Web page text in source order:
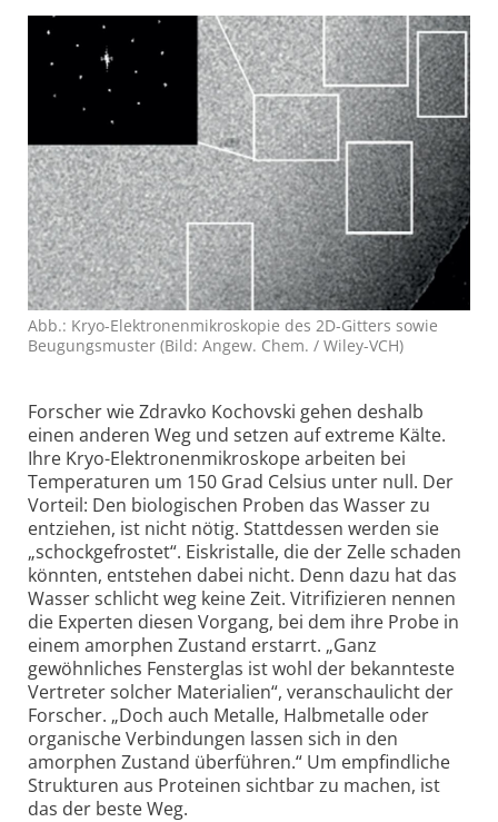
Abb.: Kryo-Elektronen­mikroskopie des 2D-Gitters sowie
Beugungs­muster (Bild: Angew. Chem. / Wiley-VCH)
Forscher wie Zdravko Kochovski gehen deshalb
einen anderen Weg und setzen auf extreme Kälte.
Ihre Kryo-Elektronen­mikroskope arbeiten bei
Temperaturen um 150 Grad Celsius unter null. Der
Vorteil: Den biologischen Proben das Wasser zu
entziehen, ist nicht nötig. Stattdessen werden sie
„schockgefrostet“. Eiskristalle, die der Zelle schaden
könnten, entstehen dabei nicht. Denn dazu hat das
Wasser schlicht weg keine Zeit. Vitrifizieren nennen
die Experten diesen Vorgang, bei dem ihre Probe in
einem amorphen Zustand erstarrt. „Ganz
gewöhnliches Fensterglas ist wohl der bekannteste
Vertreter solcher Materialien“, veranschaulicht der
Forscher. „Doch auch Metalle, Halbmetalle oder
organische Verbindungen lassen sich in den
amorphen Zustand überführen.“ Um empfindliche
Strukturen aus Proteinen sichtbar zu machen, ist
das der beste Weg.